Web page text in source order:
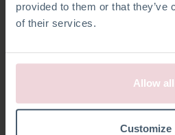
provided to them or that they’ve
of their services.
Allow all
Customize
MINI